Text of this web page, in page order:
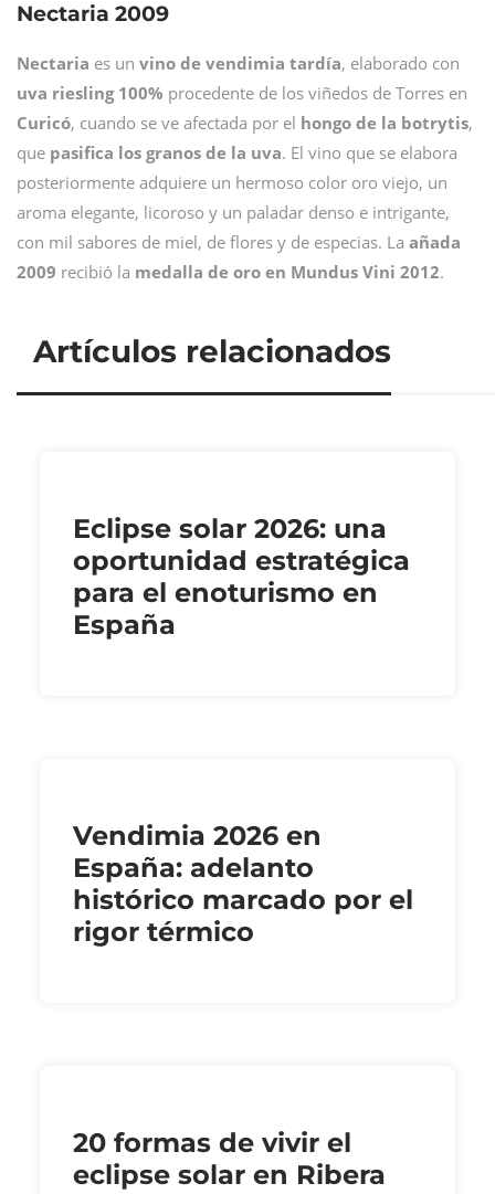
Nectaria 2009
Nectaria es un vino de vendimia tardía, elaborado con
uva riesling 100% procedente de los viñedos de Torres en
Curicó, cuando se ve afectada por el hongo de la botrytis,
que pasifica los granos de la uva. El vino que se elabora
posteriormente adquiere un hermoso color oro viejo, un
aroma elegante, licoroso y un paladar denso e intrigante,
con mil sabores de miel, de flores y de especias. La añada
2009 recibió la medalla de oro en Mundus Vini 2012.
Artículos relacionados
Eclipse solar 2026: una
oportunidad estratégica
para el enoturismo en
España
Vendimia 2026 en
España: adelanto
histórico marcado por el
rigor térmico
20 formas de vivir el
eclipse solar en Ribera